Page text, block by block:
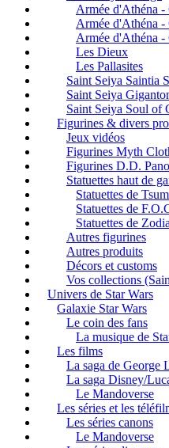
Armée d'Athéna -
Armée d'Athéna
Armée d'Athéna -
Les Dieux
Les Pallasites
Saint Seiya Saintia
Saint Seiya
Saint Seiya Soul of
Figurines & divers
Jeux vidéos
Figurines Myth
Figurines D.D.
Statuettes haut de
Statuettes de
Statuettes de
Statuettes de
Autres figurines
Autres produits
Décors et customs
Vos collections
Univers de Star Wars
Galaxie Star Wars
Le coin des fans
La musique de
Les films
La saga de George
La saga Disney/
Le Mandoverse
Les séries et les
Les séries canons
Le Mandoverse